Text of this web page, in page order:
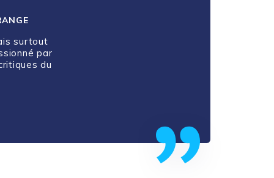
surtout
par
du